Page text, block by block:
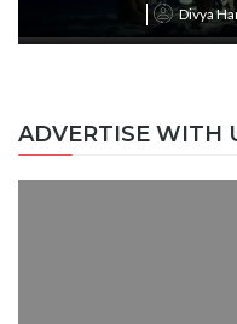
Divya
ADVERTISE WITH